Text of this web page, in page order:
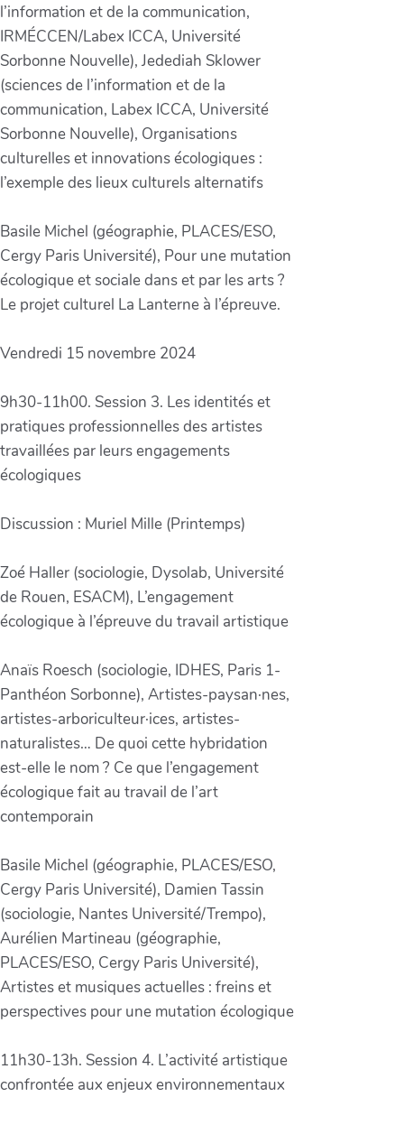
l’information et de la communication,
IRMÉCCEN/Labex ICCA, Université
Sorbonne Nouvelle), Jedediah Sklower
(sciences de l’information et de la
communication, Labex ICCA, Université
Sorbonne Nouvelle), Organisations
culturelles et innovations écologiques :
l’exemple des lieux culturels alternatifs
Basile Michel (géographie, PLACES/ESO,
Cergy Paris Université), Pour une mutation
écologique et sociale dans et par les arts ?
Le projet culturel La Lanterne à l’épreuve.
Vendredi 15 novembre 2024
9h30-11h00. Session 3. Les identités et
pratiques professionnelles des artistes
travaillées par leurs engagements
écologiques
Discussion : Muriel Mille (Printemps)
Zoé Haller (sociologie, Dysolab, Université
de Rouen, ESACM), L’engagement
écologique à l’épreuve du travail artistique
Anaïs Roesch (sociologie, IDHES, Paris 1-
Panthéon Sorbonne), Artistes-paysan·nes,
artistes-arboriculteur·ices, artistes-
naturalistes… De quoi cette hybridation
est-elle le nom ? Ce que l’engagement
écologique fait au travail de l’art
contemporain
Basile Michel (géographie, PLACES/ESO,
Cergy Paris Université), Damien Tassin
(sociologie, Nantes Université/Trempo),
Aurélien Martineau (géographie,
PLACES/ESO, Cergy Paris Université),
Artistes et musiques actuelles : freins et
perspectives pour une mutation écologique
11h30-13h. Session 4. L’activité artistique
confrontée aux enjeux environnementaux